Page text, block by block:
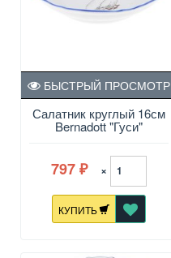
Салатник круглый 16см
Bernadott "Гуси"
БЫСТРЫЙ ПРОСМОТР
797 ₽ ×
КУПИТЬ